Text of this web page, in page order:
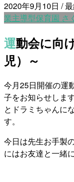
2020年9月10日 /
業主導型保育園 さ
運動会に向けて➀～ゆき組さん（０歳
児）～
今月25日開催の運
子をお知らせしま
とドラミちゃんに
す。
今日は先生お手製
にはお友達と一緒